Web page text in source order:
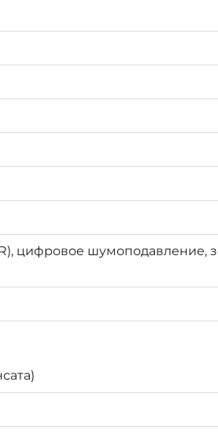
цифровое шумоподавление,